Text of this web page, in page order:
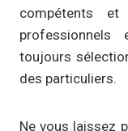
compétents
toujours
des particuliers.
Ne vous laissez